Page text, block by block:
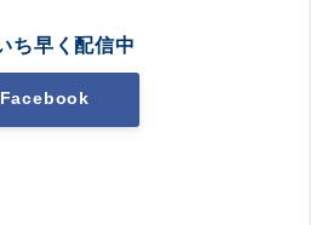
ち早く配信中
Facebook